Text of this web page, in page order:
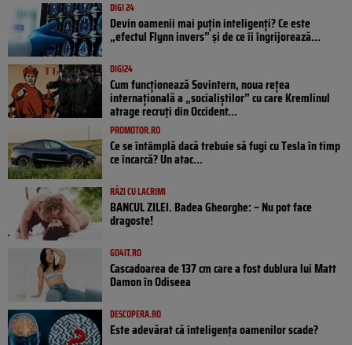
DIGI 24
Devin oamenii mai puțin inteligenți? Ce este
„efectul Flynn invers” și de ce îi îngrijorează...
DIGI24
Cum funcționează Sovintern, noua rețea
internațională a „socialiștilor” cu care Kremlinul
atrage recruți din Occident...
PROMOTOR.RO
Ce se întâmplă dacă trebuie să fugi cu Tesla în timp
ce încarcă? Un atac...
RÂZI CU LACRIMI
BANCUL ZILEI. Badea Gheorghe: – Nu pot face
dragoste!
GO4IT.RO
Cascadoarea de 137 cm care a fost dublura lui Matt
Damon în Odiseea
DESCOPERA.RO
Este adevărat că inteligența oamenilor scade?